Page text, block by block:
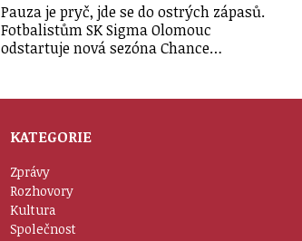
Pauza je pryč, jde se do ostrých zápasů.
Fotbalistům SK Sigma Olomouc
odstartuje nová sezóna Chance…
KATEGORIE
Zprávy
Rozhovory
Kultura
Společnost